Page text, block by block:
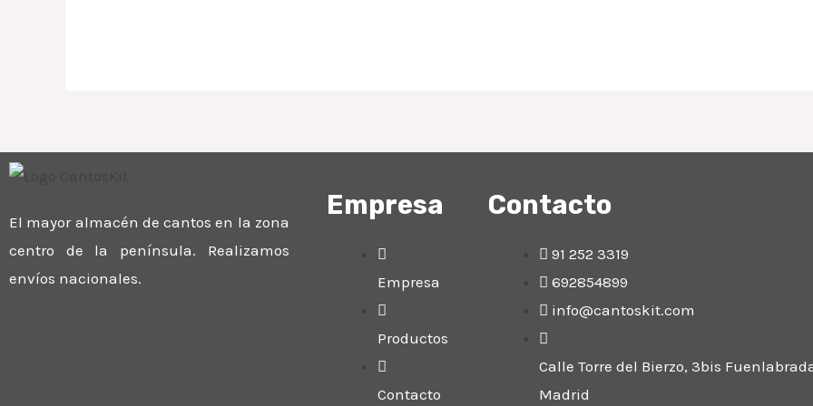
El mayor almacén de cantos en la zona
centro de la península. Realizamos
envíos nacionales.
Empresa
Empresa
Productos
Contacto
Contacto
91 252 3319
692854899
info@cantoskit.com
Calle Torre del Bierzo, 3bis
Madrid